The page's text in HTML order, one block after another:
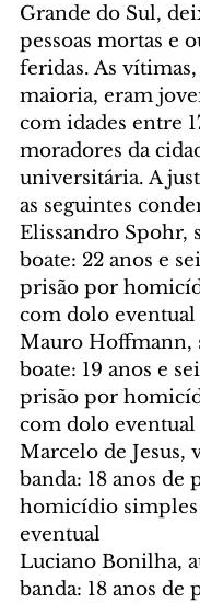
Grande do Sul,
pessoas mortas e
feridas. As
maioria, eram
com idades entre
moradores da
universitária. A
as seguintes
Elissandro Spohr,
boate: 22 anos e
prisão por
com dolo eventual
Mauro Hoffmann,
boate: 19 anos e
prisão por
com dolo eventual
Marcelo de Jesus,
banda: 18 anos de
homicídio
eventual
Luciano Bonilha,
banda: 18 anos de